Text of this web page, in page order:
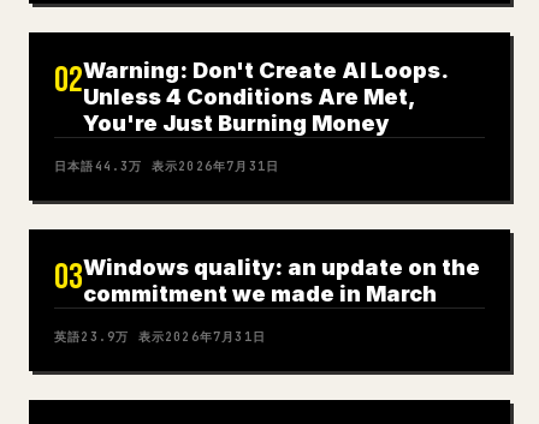
02Warning: Don't Create AI Loops.
Unless 4 Conditions Are Met,
You're Just Burning Money
日本語44.3万 表示2026年7月31日
03Windows quality: an update on the
commitment we made in March
英語23.9万 表示2026年7月31日